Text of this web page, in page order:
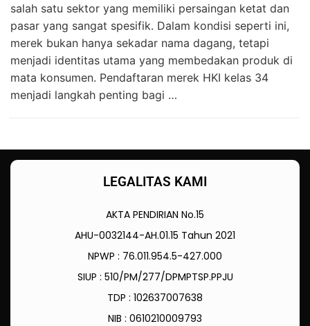
salah satu sektor yang memiliki persaingan ketat dan
pasar yang sangat spesifik. Dalam kondisi seperti ini,
merek bukan hanya sekadar nama dagang, tetapi
menjadi identitas utama yang membedakan produk di
mata konsumen. Pendaftaran merek HKI kelas 34
menjadi langkah penting bagi …
LEGALITAS KAMI
AKTA PENDIRIAN No.15
AHU-0032144-AH.01.15 Tahun 2021
NPWP : 76.011.954.5-427.000
SIUP : 510/PM/277/DPMPTSP.PPJU
TDP : 102637007638
NIB : 0610210009793